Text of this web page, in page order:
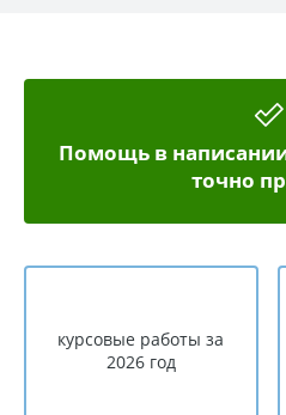
Помощь в
точно
курсовые работы за
2026 год